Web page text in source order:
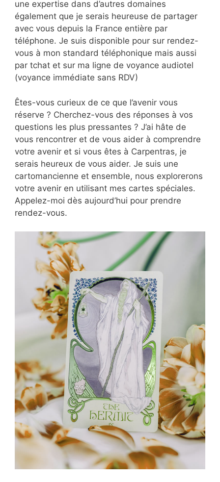
une expertise dans d’autres domaines
également que je serais heureuse de partager
avec vous depuis la France entière par
téléphone. Je suis disponible pour sur rendez-
vous à mon standard téléphonique mais aussi
par tchat et sur ma ligne de voyance audiotel
(voyance immédiate sans RDV)
Êtes-vous curieux de ce que l’avenir vous
réserve ? Cherchez-vous des réponses à vos
questions les plus pressantes ? J’ai hâte de
vous rencontrer et de vous aider à comprendre
votre avenir et si vous êtes à Carpentras, je
serais heureux de vous aider. Je suis une
cartomancienne et ensemble, nous explorerons
votre avenir en utilisant mes cartes spéciales.
Appelez-moi dès aujourd’hui pour prendre
rendez-vous.